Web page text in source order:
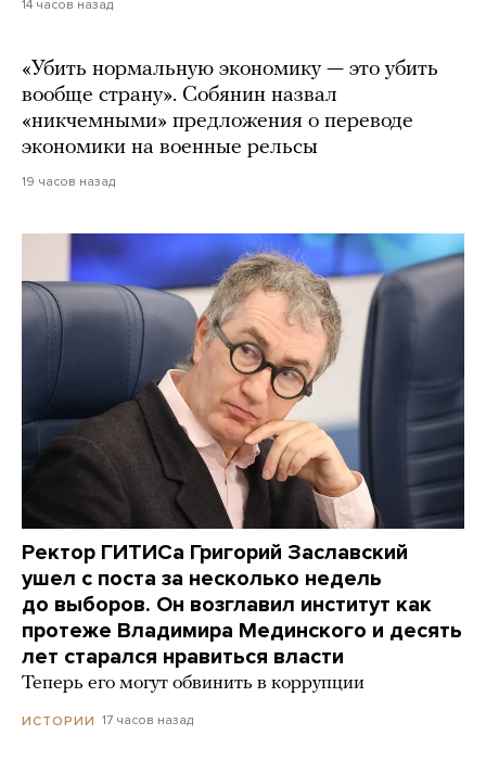
14 часов назад
«Убить нормальную экономику — это убить
вообще страну». Собянин назвал
«никчемными» предложения о переводе
экономики на военные рельсы
19 часов назад
Ректор ГИТИСа Григорий Заславский
ушел с поста за несколько недель
до выборов. Он возглавил институт как
протеже Владимира Мединского и десять
лет старался нравиться власти
Теперь его могут обвинить в коррупции
ИСТОРИИ 17 часов назад